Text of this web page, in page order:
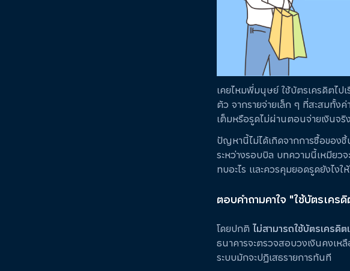
เคยไหมพี่มนุษย์ ใช้บัตรเครดิตไป
ตัว จากรายจ่ายเล็ก ๆ ที่สะสมทั้ง
เต็มหรือรูดไม่ผ่านตอนจ่ายเงินจริง
ปัญหานี้ไม่ได้เกิดจากการซื้อของ
ระหว่างรอบบิล บทความนี้เหมียว
ทบอะไร และควรคุมยอดรูดยังไงใ
ตอบคำถามคาใจ "ใช้บัตรเคร
โดยปกติ ไม่สามารถใช้บัตรเครดิ
ธนาคารจะตรวจสอบวงเงินคงเ
ระบบมักจะปฏิเสธรายการทันที